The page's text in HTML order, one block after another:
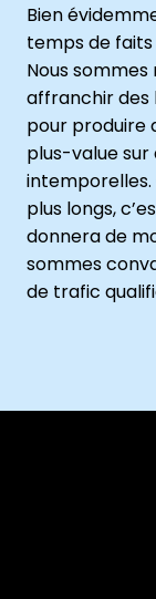
Bien
temps de
Nous
affranchir des
pour produire
plus-value
intemporelles.
plus longs,
donnera de
sommes
de trafic